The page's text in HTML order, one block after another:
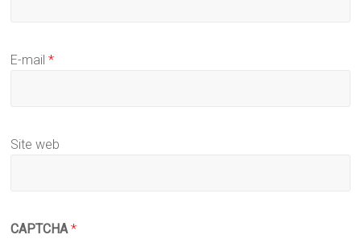
E-mail*
Site web
CAPTCHA*